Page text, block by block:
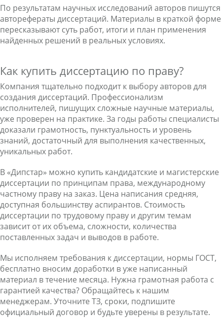
По результатам научных исследований авторов пишутся
авторефераты диссертаций. Материалы в краткой форме
пересказывают суть работ, итоги и план применения
найденных решений в реальных условиях.
Как купить диссертацию по праву?
Компания тщательно подходит к выбору авторов для
создания диссертаций. Профессионализм
исполнителей, пишущих сложные научные материалы,
уже проверен на практике. За годы работы специалисты
доказали грамотность, пунктуальность и уровень
знаний, достаточный для выполнения качественных,
уникальных работ.
В «Дипстар» можно купить кандидатские и магистерские
диссертации по принципам права, международному
частному праву на заказ. Цена написания средняя,
доступная большинству аспирантов. Стоимость
диссертации по трудовому праву и другим темам
зависит от их объема, сложности, количества
поставленных задач и выводов в работе.
Мы исполняем требования к диссертации, нормы ГОСТ,
бесплатно вносим доработки в уже написанный
материал в течение месяца. Нужна грамотная работа с
гарантией качества? Обращайтесь к нашим
менеджерам. Уточните ТЗ, сроки, подпишите
официальный договор и будьте уверены в результате.